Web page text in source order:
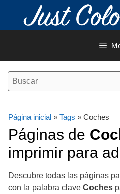
contenido
Página inicial » Tags » Coches
Páginas de
imprimir para
Descubre todas las páginas
con la palabra clave Coches